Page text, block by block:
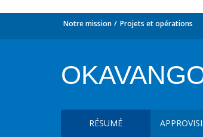
Notre mission Projets et opérations
RÉSUMÉ